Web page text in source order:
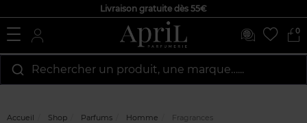
Livraison gratuite dès 55€
0
Rechercher un produit, une marque…...
Accueil Shop Parfums Homme Fragrances